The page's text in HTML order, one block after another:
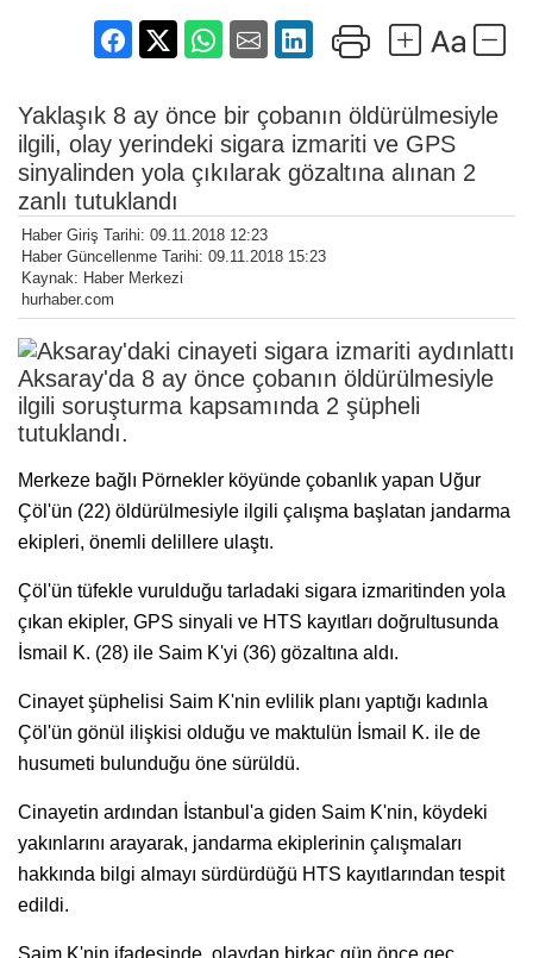
Yaklaşık 8 ay önce bir çobanın öldürülmesiyle
ilgili, olay yerindeki sigara izmariti ve GPS
sinyalinden yola çıkılarak gözaltına alınan 2
zanlı tutuklandı
Haber Giriş Tarihi: 09.11.2018 12:23
Haber Güncellenme Tarihi: 09.11.2018 15:23
Kaynak: Haber Merkezi
hurhaber.com
Aksaray'da 8 ay önce çobanın öldürülmesiyle
ilgili soruşturma kapsamında 2 şüpheli
tutuklandı.
Merkeze bağlı Pörnekler köyünde çobanlık yapan Uğur
Çöl'ün (22) öldürülmesiyle ilgili çalışma başlatan jandarma
ekipleri, önemli delillere ulaştı.
Çöl'ün tüfekle vurulduğu tarladaki sigara izmaritinden yola
çıkan ekipler, GPS sinyali ve HTS kayıtları doğrultusunda
İsmail K. (28) ile Saim K'yi (36) gözaltına aldı.
Cinayet şüphelisi Saim K'nin evlilik planı yaptığı kadınla
Çöl'ün gönül ilişkisi olduğu ve maktulün İsmail K. ile de
husumeti bulunduğu öne sürüldü.
Cinayetin ardından İstanbul'a giden Saim K'nin, köydeki
yakınlarını arayarak, jandarma ekiplerinin çalışmaları
hakkında bilgi almayı sürdürdüğü HTS kayıtlarından tespit
edildi.